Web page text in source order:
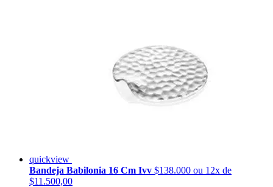
quickview
Bandeja Babilonia 16 Cm Ivv $138.000 ou 12x de
$11.500,00